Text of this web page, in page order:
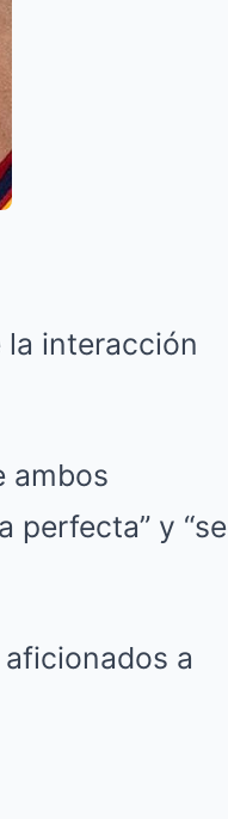
la interacción
ambos
perfecta” y “se
a